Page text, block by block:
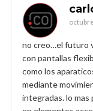
no creo…el futuro
con pantallas
como los
mediante
integradas. lo mas